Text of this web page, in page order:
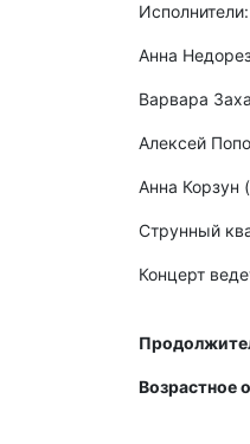
Исполнители:
Анна
Варвара
Алексей
Анна Корзун
Струнный
Концерт
Возрастное